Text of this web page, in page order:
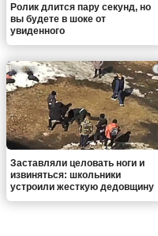
Ролик длится пару секунд, но
вы будете в шоке от
увиденного
i
Заставляли целовать ноги и
извиняться: школьники
устроили жесткую дедовщину